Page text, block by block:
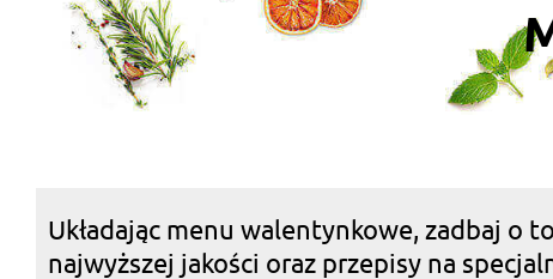
Układając menu walentynkowe, zadbaj o
najwyższej jakości oraz przepisy na